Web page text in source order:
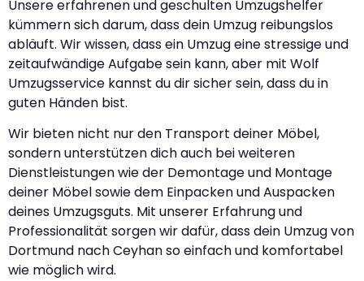
Unsere erfahrenen und geschulten Umzugshelfer
kümmern sich darum, dass dein Umzug reibungslos
abläuft. Wir wissen, dass ein Umzug eine stressige und
zeitaufwändige Aufgabe sein kann, aber mit Wolf
Umzugsservice kannst du dir sicher sein, dass du in
guten Händen bist.
Wir bieten nicht nur den Transport deiner Möbel,
sondern unterstützen dich auch bei weiteren
Dienstleistungen wie der Demontage und Montage
deiner Möbel sowie dem Einpacken und Auspacken
deines Umzugsguts. Mit unserer Erfahrung und
Professionalität sorgen wir dafür, dass dein Umzug von
Dortmund nach Ceyhan so einfach und komfortabel
wie möglich wird.